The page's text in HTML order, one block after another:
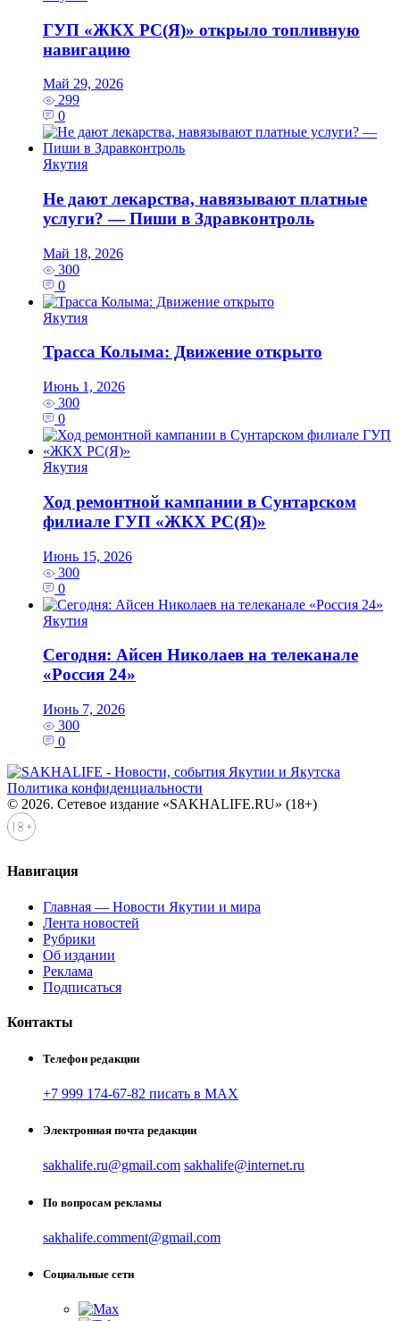
ГУП «ЖКХ РС(Я)» открыло топливную
навигацию
Май 29, 2026
299
0
Якутия
Не дают лекарства, навязывают платные
услуги? — Пиши в Здравконтроль
Май 18, 2026
300
0
Якутия
Трасса Колыма: Движение открыто
Июнь 1, 2026
300
0
Якутия
Ход ремонтной кампании в Сунтарском
филиале ГУП «ЖКХ РС(Я)»
Июнь 15, 2026
300
0
Якутия
Сегодня: Айсен Николаев на телеканале
«Россия 24»
Июнь 7, 2026
300
0
Политика конфиденциальности
© 2026. Сетевое издание «SAKHALIFE.RU» (18+)
Навигация
Главная — Новости Якутии и мира
Лента новостей
Рубрики
Об издании
Реклама
Подписаться
Контакты
Телефон редакции
+7 999 174-67-82 писать в MAX
Электронная почта редакции
sakhalife.ru@gmail.com sakhalife@internet.ru
По вопросам рекламы
sakhalife.comment@gmail.com
Социальные сети